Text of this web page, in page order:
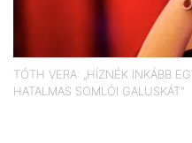
TÓTH VERA: „HÍZNÉK INKÁBB
HATALMAS SOMLÓI GALUSKÁT"